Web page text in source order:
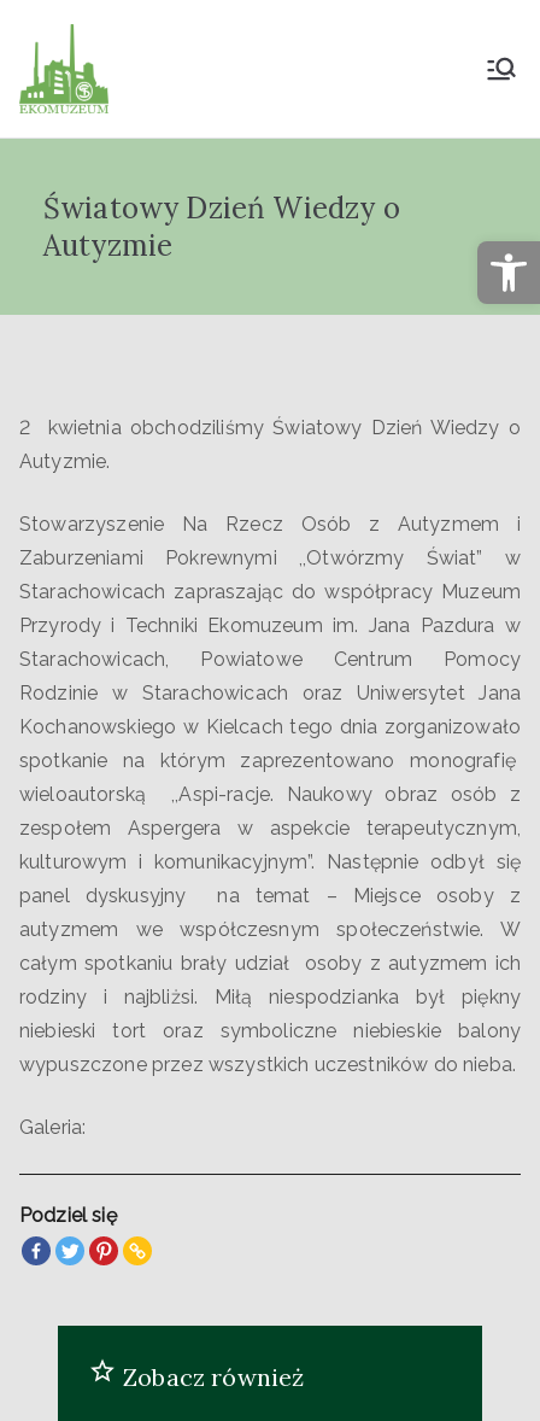
Muzeum Przyrody
"Ekomuzeum" im.
Światowy Dzień Wiedzy o
Autyzmie
2 kwietnia obchodziliśmy Światowy Dzień Wiedzy o
Autyzmie.
Stowarzyszenie Na Rzecz Osób z Autyzmem i
Zaburzeniami Pokrewnymi ,,Otwórzmy Świat” w
Starachowicach zapraszając do współpracy Muzeum
Przyrody i Techniki Ekomuzeum im. Jana Pazdura w
Starachowicach, Powiatowe Centrum Pomocy
Rodzinie w Starachowicach oraz Uniwersytet Jana
Kochanowskiego w Kielcach tego dnia zorganizowało
spotkanie na którym zaprezentowano monografię
wieloautorską ,,Aspi-racje. Naukowy obraz osób z
zespołem Aspergera w aspekcie terapeutycznym,
kulturowym i komunikacyjnym”. Następnie odbył się
panel dyskusyjny na temat – Miejsce osoby z
autyzmem we współczesnym społeczeństwie. W
całym spotkaniu brały udział osoby z autyzmem ich
rodziny i najbliżsi. Miłą niespodzianka był piękny
niebieski tort oraz symboliczne niebieskie balony
wypuszczone przez wszystkich uczestników do nieba.
Galeria:
Podziel się
Zobacz również